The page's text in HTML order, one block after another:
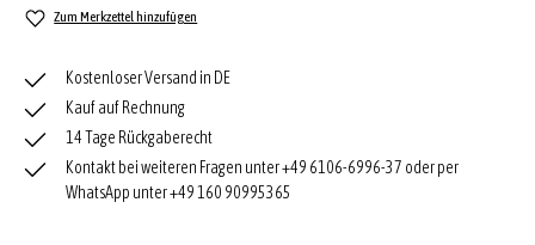
Zum Merkzettel hinzufügen
Kostenloser Versand in DE
Kauf auf Rechnung
14 Tage Rückgaberecht
Kontakt bei weiteren Fragen unter +49 6106-6996-37 oder per
WhatsApp unter +49 160 90995365